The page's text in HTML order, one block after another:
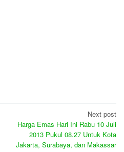
Next post
Harga Emas Hari Ini Rabu 10 Juli
2013 Pukul 08.27 Untuk Kota
Jakarta, Surabaya, dan Makassar